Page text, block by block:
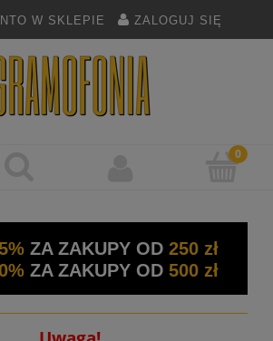
W SKLEPIE ZALOGUJ SIĘ
ZA ZAKUPY OD 250 zł
ZA ZAKUPY OD 500 zł